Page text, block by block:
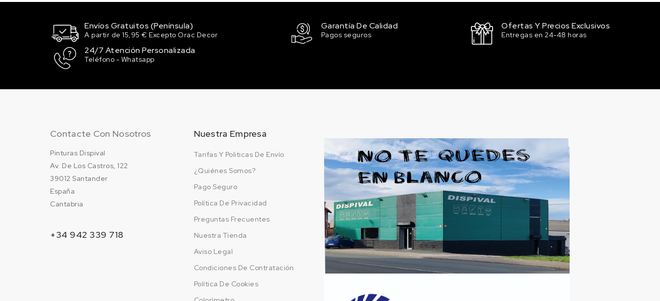
Envíos Gratuitos (Península)
A partir de 15,95 € Excepto Orac Decor
Garantía De Calidad
Pagos seguros
Ofertas Y Precios Exclusivos
Entregas en 24-48 horas
24/7 Atención Personalizada
Teléfono - Whatsapp
Contacte Con Nosotros
Pinturas Dispival
Av. De Los Castros, 122
39012 Santander
España
Cantabria
+34 942 339 718
Nuestra Empresa
Tarifas Y Politicas De Envío
¿Quiénes Somos?
Pago Seguro
Política De Privacidad
Preguntas Frecuentes
Nuestra Tienda
Aviso Legal
Condiciones De Contratación
Política De Cookies